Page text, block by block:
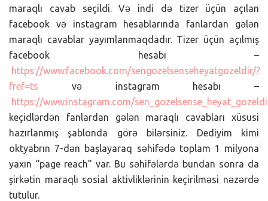
maraqlı cavab seçildi. Və indi də tizer üçün açılan
facebook və instagram hesablarında fanlardan gələn
maraqlı cavablar yayımlanmaqdadır. Tizer üçün açılmış
facebook hesabı –
https://www.facebook.com/sengozelsenseheyatgozeldir/?
fref=ts və instagram hesabı –
https://www.instagram.com/
keçidlərdən fanlardan gələn maraqlı cavabları xüsusi
hazırlanmış şablonda görə bilərsiniz. Dediyim kimi
oktyabrın 7-dən başlayaraq səhifədə toplam 1 milyona
yaxın “page reach” var. Bu səhifələrdə bundan sonra da
şirkətin maraqlı sosial aktivliklərinin keçirilməsi nəzərdə
tutulur.